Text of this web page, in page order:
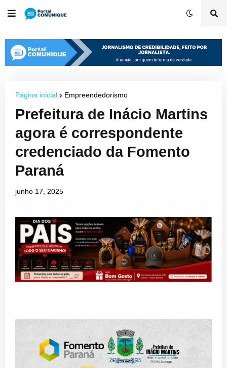
Página inicial Empreendedorismo
Prefeitura de Inácio Martins
agora é correspondente
credenciado da Fomento
Paraná
junho 17, 2025